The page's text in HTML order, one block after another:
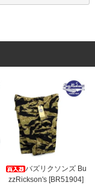
バズリクソンズ Bu
zzRickson's [BR51904]